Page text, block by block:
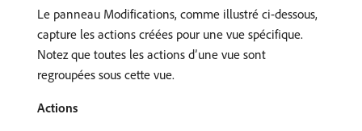
Le panneau Modifications, comme illustré ci-dessous,
capture les actions créées pour une vue spécifique.
Notez que toutes les actions d’une vue sont
regroupées sous cette vue.
Actions